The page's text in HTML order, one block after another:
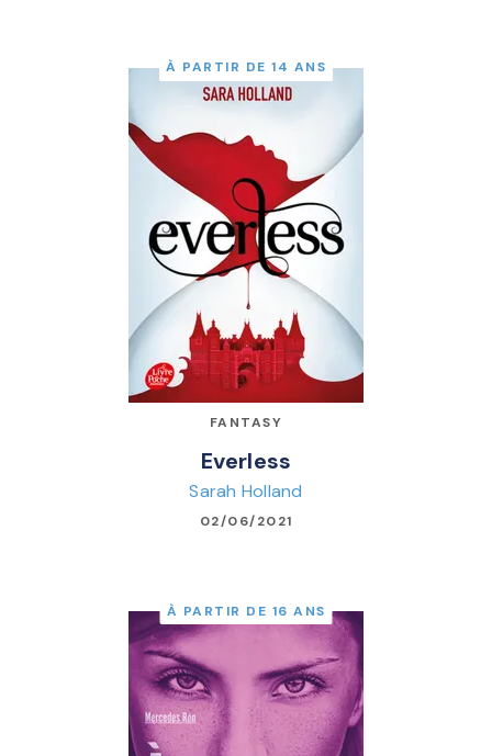
À PARTIR DE 14 ANS
FANTASY
Everless
Sarah Holland
02/06/2021
À PARTIR DE 16 ANS